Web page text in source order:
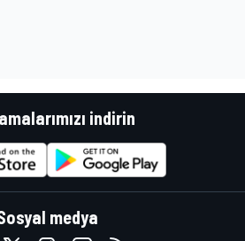
indirin
medya